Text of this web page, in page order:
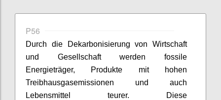
P56
Durch die Dekarbonisierung von Wirtschaft
und Gesellschaft werden fossile
Energieträger, Produkte mit hohen
Treibhausgasemissionen und auch
Lebensmittel teurer. Diese